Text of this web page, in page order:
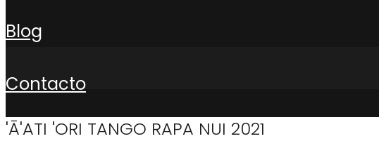
blog
contacto
'Ā'ATI 'ORI TANGO RAPA NUI 2021